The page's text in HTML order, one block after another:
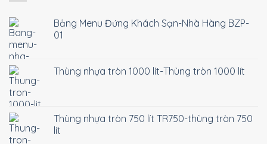
Bảng Menu Đứng Khách Sạn-Nhà Hàng BZP-
01
Thùng nhựa tròn 1000 lít-Thùng tròn 1000 lít
Thùng nhựa tròn 750 lít TR750-thùng tròn 750
lít